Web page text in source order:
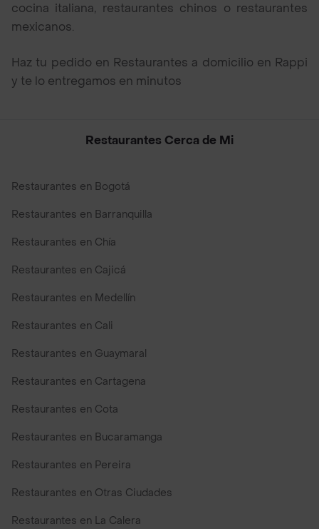
cocina italiana, restaurantes chinos o restaurantes
mexicanos.
Haz tu pedido en Restaurantes a domicilio en Rappi
y te lo entregamos en minutos
Restaurantes Cerca de Mi
Restaurantes en Bogotá
Restaurantes en Barranquilla
Restaurantes en Chía
Restaurantes en Cajicá
Restaurantes en Medellín
Restaurantes en Cali
Restaurantes en Guaymaral
Restaurantes en Cartagena
Restaurantes en Cota
Restaurantes en Bucaramanga
Restaurantes en Pereira
Restaurantes en Otras Ciudades
Restaurantes en La Calera